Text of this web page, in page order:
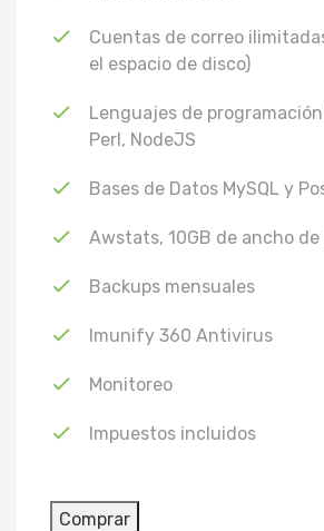
Cuentas de correo
el espacio de disco)
Lenguajes de
Perl, NodeJS
Bases de Datos MySQL y
Awstats, 10GB de ancho de
Backups mensuales
Imunify 360 Antivirus
Monitoreo
Impuestos incluidos